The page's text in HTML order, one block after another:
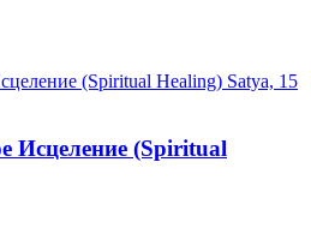
Исцеление (Spiritual